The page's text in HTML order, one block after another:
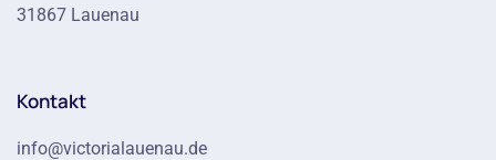
31867 Lauenau
Kontakt
info@victorialauenau.de